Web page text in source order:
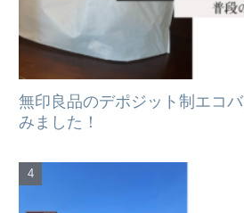
無印良品のデポジット制エコ
みました！